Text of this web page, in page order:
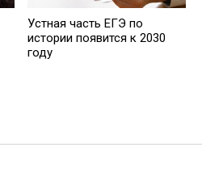
Устная часть ЕГЭ по
истории появится к 2030
году